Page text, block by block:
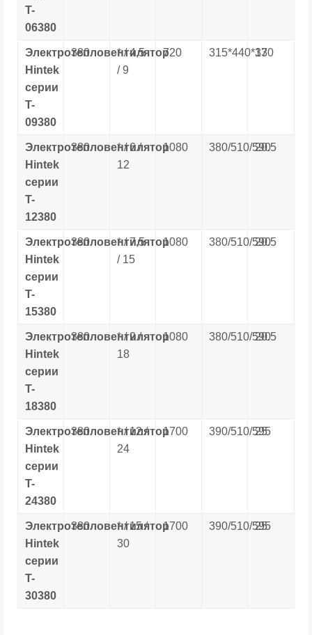
T-
06380
Электротепловентилятор
Hintek
серии
T-
09380
380
* / 4,5
/ 9
720 315*440*370
13
Электротепловентилятор
Hintek
серии
T-
12380
380
* / 6 /
12
1080 380/510/590
20.5
Электротепловентилятор
Hintek
серии
T-
15380
380
* / 7,5
/ 15
1080 380/510/590
20.5
Электротепловентилятор
Hintek
серии
T-
18380
380
* / 9 /
18
1080 380/510/590
20.5
Электротепловентилятор
Hintek
серии
T-
24380
380
* / 12 /
24
1700 390/510/595
25
Электротепловентилятор
Hintek
серии
T-
30380
380
* / 15 /
30
1700 390/510/595
25